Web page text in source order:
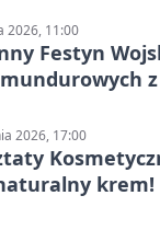
2026, 11:00
Festyn
mundurowych
2026, 17:00
krem!